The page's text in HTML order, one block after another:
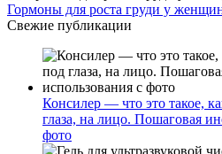
Гормоны для роста груди у
Свежие публикации
Консилер — что это такое,
глаза, на лицо. Пошаговая
фото